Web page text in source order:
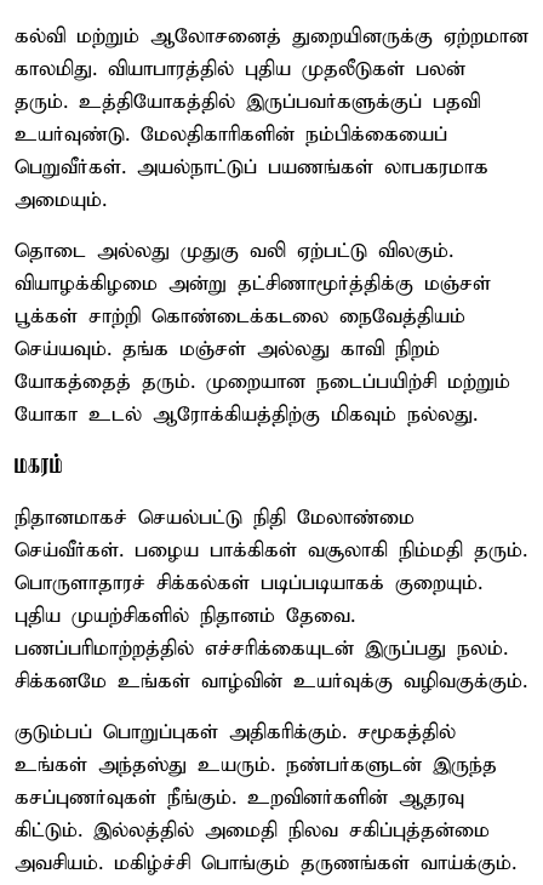
கல்வி மற்றும் ஆலோசனைத் துறையினருக்கு ஏற்றமான
காலமிது. வியாபாரத்தில் புதிய முதலீடுகள் பலன்
தரும். உத்தியோகத்தில் இருப்பவர்களுக்குப் பதவி
உயர்வுண்டு. மேலதிகாரிகளின் நம்பிக்கையைப்
பெறுவீர்கள். அயல்நாட்டுப் பயணங்கள் லாபகரமாக
அமையும்.
தொடை அல்லது முதுகு வலி ஏற்பட்டு விலகும்.
வியாழக்கிழமை அன்று தட்சிணாமூர்த்திக்கு மஞ்சள்
பூக்கள் சாற்றி கொண்டைக்கடலை நைவேத்தியம்
செய்யவும். தங்க மஞ்சள் அல்லது காவி நிறம்
யோகத்தைத் தரும். முறையான நடைப்பயிற்சி மற்றும்
யோகா உடல் ஆரோக்கியத்திற்கு மிகவும் நல்லது.
மகரம்
நிதானமாகச் செயல்பட்டு நிதி மேலாண்மை
செய்வீர்கள். பழைய பாக்கிகள் வசூலாகி நிம்மதி தரும்.
பொருளாதாரச் சிக்கல்கள் படிப்படியாகக் குறையும்.
புதிய முயற்சிகளில் நிதானம் தேவை.
பணப்பரிமாற்றத்தில் எச்சரிக்கையுடன் இருப்பது நலம்.
சிக்கனமே உங்கள் வாழ்வின் உயர்வுக்கு வழிவகுக்கும்.
குடும்பப் பொறுப்புகள் அதிகரிக்கும். சமூகத்தில்
உங்கள் அந்தஸ்து உயரும். நண்பர்களுடன் இருந்த
கசப்புணர்வுகள் நீங்கும். உறவினர்களின் ஆதரவு
கிட்டும். இல்லத்தில் அமைதி நிலவ சகிப்புத்தன்மை
அவசியம். மகிழ்ச்சி பொங்கும் தருணங்கள் வாய்க்கும்.